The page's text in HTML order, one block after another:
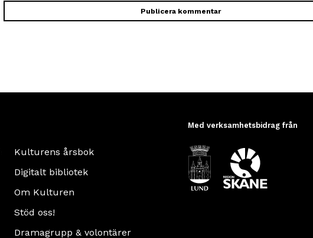
Kulturens årsbok
Digitalt bibliotek
Om Kulturen
Stöd oss!
Dramagrupp & volontärer
Med verksamhetsbidrag från